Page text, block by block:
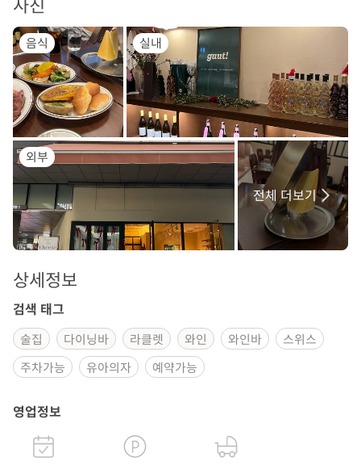
사진
음식 실내
외부
전체 더보기
상세정보
검색 태그
술집 다이닝바 라클렛 와인 와인바
스위스
주차가능
유아의자 예약가능
영업정보